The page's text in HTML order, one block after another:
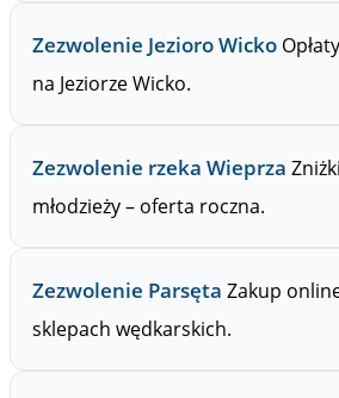
Zezwolenie Jezioro Wicko
na Jeziorze Wicko.
Zezwolenie rzeka Wieprza
młodzieży – oferta roczna.
Zezwolenie Parsęta Zakup
sklepach wędkarskich.